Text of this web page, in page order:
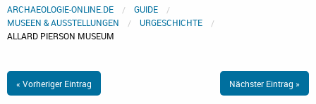
ARCHAEOLOGIE-ONLINE.DE
GUIDE
MUSEEN & AUSSTELLUNGEN
URGESCHICHTE
ALLARD PIERSON MUSEUM
« Vorheriger Eintrag Nächster Eintrag »